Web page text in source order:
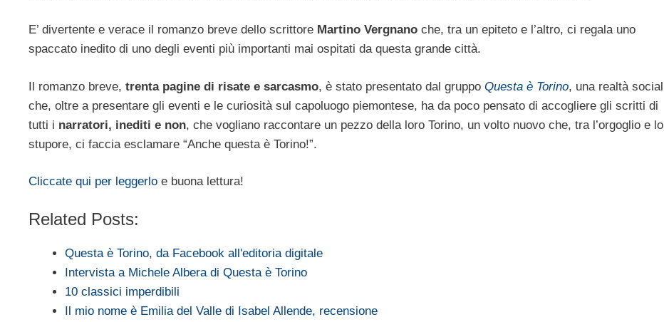
E’ divertente e verace il romanzo breve dello scrittore Martino Vergnano che, tra un epiteto e l’altro, ci regala uno
spaccato inedito di uno degli eventi più importanti mai ospitati da questa grande città.
Il romanzo breve, trenta pagine di risate e sarcasmo, è stato presentato dal gruppo Questa è Torino, una realtà social
che, oltre a presentare gli eventi e le curiosità sul capoluogo piemontese, ha da poco pensato di accogliere gli scritti di
tutti i narratori, inediti e non, che vogliano raccontare un pezzo della loro Torino, un volto nuovo che, tra l’orgoglio e lo
stupore, ci faccia esclamare “Anche questa è Torino!”.
Cliccate qui per leggerlo e buona lettura!
Related Posts:
Questa è Torino, da Facebook all'editoria digitale
Intervista a Michele Albera di Questa è Torino
10 classici imperdibili
Il mio nome è Emilia del Valle di Isabel Allende, recensione